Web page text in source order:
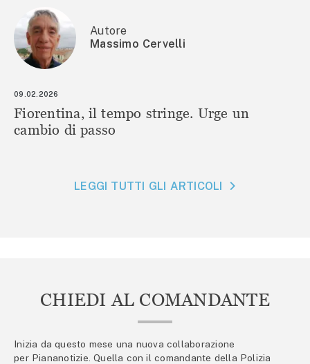
Autore
Massimo Cervelli
09.02.2026
Fiorentina, il tempo stringe. Urge un
cambio di passo
LEGGI TUTTI GLI ARTICOLI
CHIEDI AL COMANDANTE
Inizia da questo mese una nuova collaborazione
per Piananotizie. Quella con il comandante della Polizia